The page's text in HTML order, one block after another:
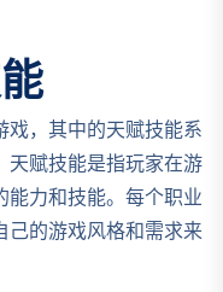
，其中的天赋技能系
赋技能是指玩家在游
力和技能。每个职业
的游戏风格和需求来